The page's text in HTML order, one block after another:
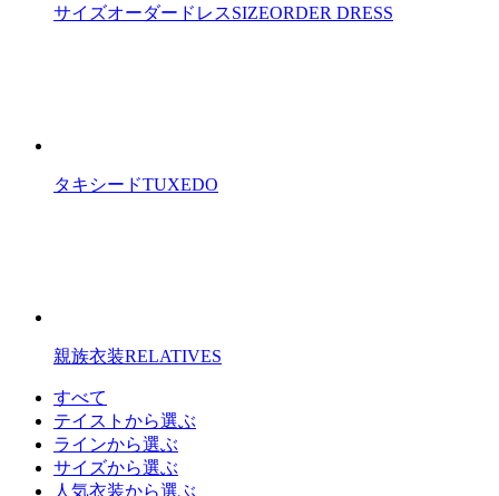
サイズオーダードレスSIZEORDER DRESS
タキシードTUXEDO
親族衣装RELATIVES
すべて
テイストから選ぶ
ラインから選ぶ
サイズから選ぶ
人気衣装から選ぶ